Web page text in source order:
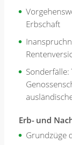
Erbschaft
Sonderfälle:
Erb- und
Grundzüge